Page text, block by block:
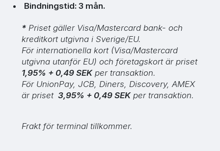
Bindningstid: 3 mån.
* Priset gäller Visa/Mastercard bank- och
kreditkort utgivna i Sverige/EU.
För internationella kort (Visa/Mastercard
utgivna utanför EU) och företagskort är priset
1,95% + 0,49 SEKper transaktion.
För UnionPay, JCB, Diners, Discovery, AMEX
är priset 3,95% + 0,49 SEKper transaktion.
Frakt för terminal tillkommer.